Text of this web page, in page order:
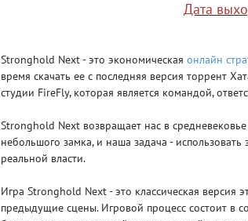
Дата
Stronghold Next - это экономическая онлайн
время скачать ее с последняя версия торрент
студии FireFly, которая является командой,
Stronghold Next возвращает нас в
небольшого замка, и наша задача -
реальной власти.
Игра Stronghold Next - это классическая
предыдущие сцены. Игровой процесс состоит в